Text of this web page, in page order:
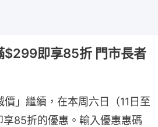
即享85折 門市長者
」繼續，在本周六日（11日至
85折的優惠。輸入優惠惠碼